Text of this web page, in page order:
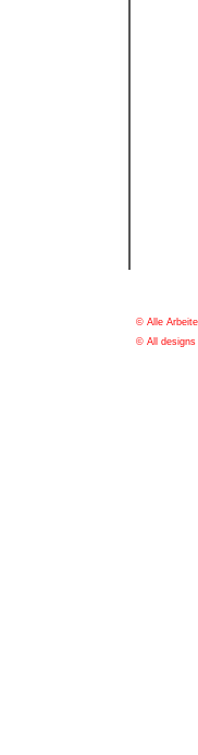
© Alle
© All designs